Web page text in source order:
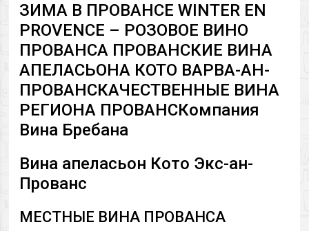
ЗИМА В ПРОВАНСЕ WINTER EN
PROVENCE – РОЗОВОЕ ВИНО
ПРОВАНСА ПРОВАНСКИЕ ВИНА
АПЕЛАСЬОНА КОТО ВАРВА-АН-
ПРОВАНСКАЧЕСТВЕННЫЕ ВИНА
РЕГИОНА ПРОВАНСКомпания
Вина Бребана
Вина апеласьон Кото Экс-ан-
Прованс
МЕСТНЫЕ ВИНА ПРОВАНСА